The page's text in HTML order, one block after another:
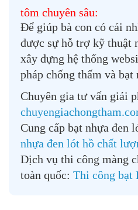
tôm chuyên sâu:
Để giúp bà con có cái
được sự hỗ trợ kỹ thuật
xây dựng hệ thống
pháp chống thấm và bạt
Chuyên gia tư vấn giải
Cung cấp bạt nhựa đen
nhựa đen lót hồ chất
Dịch vụ thi công màng
toàn quốc: Thi công bạt